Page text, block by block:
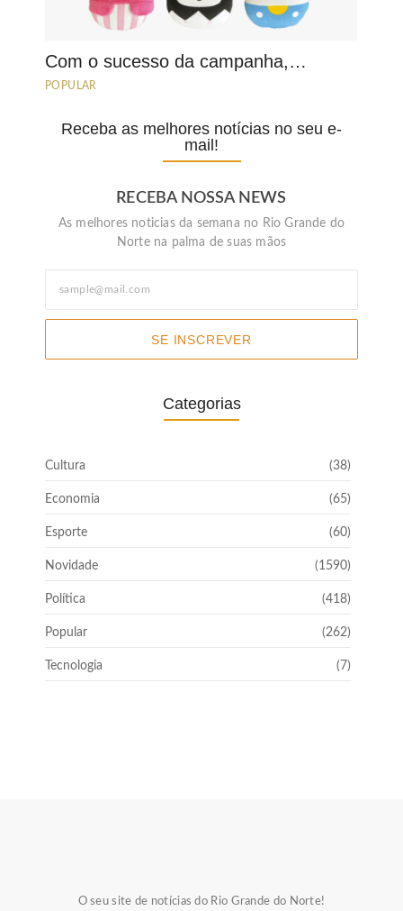
Com o sucesso da campanha,…
POPULAR
Receba as melhores notícias no seu e-
mail!
RECEBA NOSSA NEWS
As melhores noticias da semana no Rio Grande do
Norte na palma de suas mãos
SE INSCREVER
Categorias
Cultura (38)
Economia (65)
Esporte (60)
Novidade (1590)
Política (418)
Popular (262)
Tecnologia (7)
O seu site de notícias do Rio Grande do Norte!